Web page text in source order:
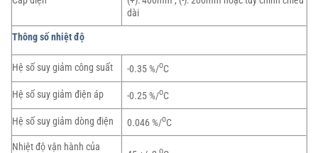
dài
Thông số nhiệt độ
Hệ số suy giảm công suất -0.35 %/oC
Hệ số suy giảm điện áp -0.25 %/oC
Hệ số suy giảm dòng điện 0.046 %/oC
Nhiệt độ vận hành của